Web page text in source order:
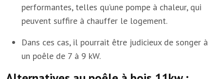
performantes, telles qu’une pompe à chaleur, qui
peuvent suffire à chauffer le logement.
Dans ces cas, il pourrait être judicieux de songer à
un poêle de 7 à 9 kW.